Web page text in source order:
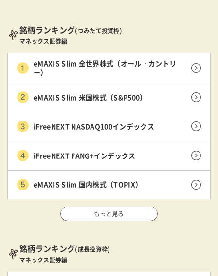
銘柄ランキング(つみたて投資枠)
マネックス証券編
eMAXIS Slim 全世界株式（オール・カントリ
ー）
eMAXIS Slim 米国株式（S&P500）
iFreeNEXT NASDAQ100インデックス
iFreeNEXT FANG+インデックス
eMAXIS Slim 国内株式（TOPIX）
もっと見る
銘柄ランキング(成長投資枠)
マネックス証券編